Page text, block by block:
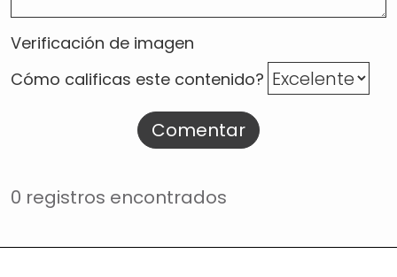
Verificación de imagen
Cómo calificas este contenido?
Comentar
0 registros encontrados